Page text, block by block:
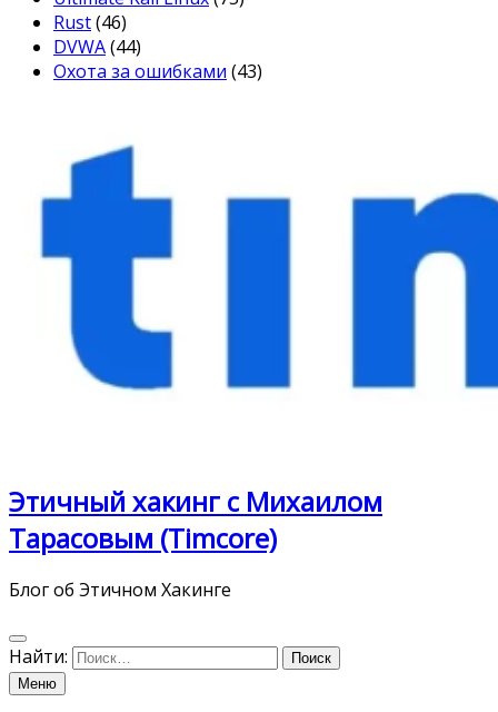
Rust(46)
DVWA(44)
Охота за ошибками (43)
Этичный хакинг с Михаилом
Тарасовым (Timcore)
Блог об Этичном Хакинге
Найти:
Меню